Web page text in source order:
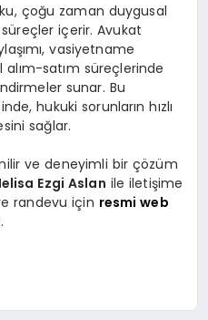
çoğu zaman duygusal
içerir. Avukat
vasiyetname
satım süreçlerinde
sunar. Bu
hukuki sorunların hızlı
sağlar.
ve deneyimli bir çözüm
Ezgi Aslan ile iletişime
randevu için resmi web